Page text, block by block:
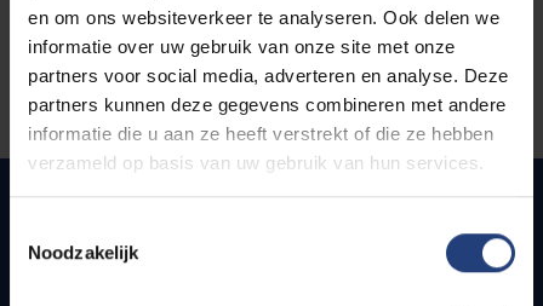
en om ons websiteverkeer te analyseren. Ook delen we
informatie over uw gebruik van onze site met onze
partners voor social media, adverteren en analyse. Deze
partners kunnen deze gegevens combineren met andere
informatie die u aan ze heeft verstrekt of die ze hebben
verzameld op basis van uw gebruik van hun services.
Noodzakelijk
Snel naar